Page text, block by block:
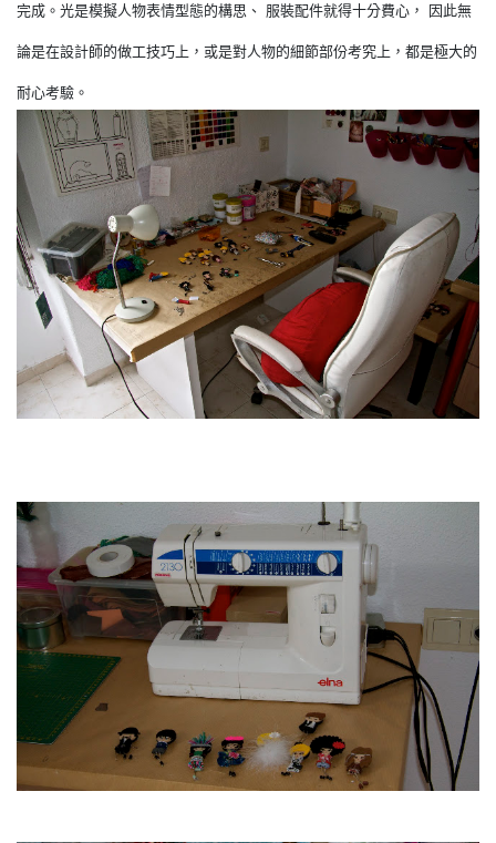
完成。光是模擬人物表情型態的構思、 服裝配件就得十分費心， 因此無
論是在設計師的做工技巧上，或是對人物的細節部份考究上，都是極大的
耐心考驗。